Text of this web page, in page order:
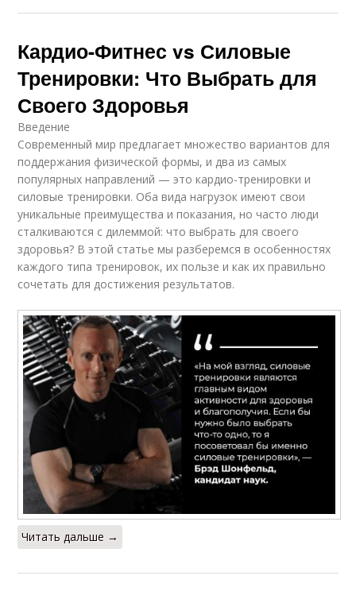
Кардио-Фитнес vs Силовые
Тренировки: Что Выбрать для
Своего Здоровья
Введение
Современный мир предлагает множество вариантов для
поддержания физической формы, и два из самых
популярных направлений — это кардио-тренировки и
силовые тренировки. Оба вида нагрузок имеют свои
уникальные преимущества и показания, но часто люди
сталкиваются с дилеммой: что выбрать для своего
здоровья? В этой статье мы разберемся в особенностях
каждого типа тренировок, их пользе и как их правильно
сочетать для достижения результатов.
Читать дальше →